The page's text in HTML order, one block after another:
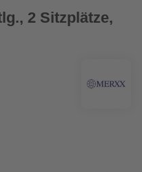
2 Sitzplätze,